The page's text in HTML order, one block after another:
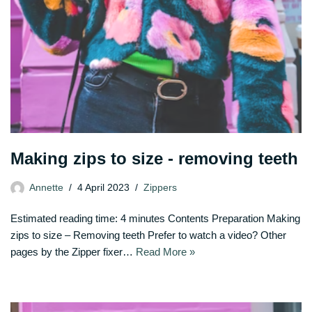
Making zips to size - removing teeth
Annette 4 April 2023 Zippers
Estimated reading time: 4 minutes Contents Preparation Making
zips to size – Removing teeth Prefer to watch a video? Other
pages by the Zipper fixer… Read More »